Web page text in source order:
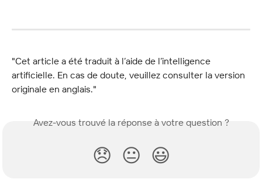
"Cet article a été traduit à l’aide de l’intelligence
artificielle. En cas de doute, veuillez consulter la version
originale en anglais."
Avez-vous trouvé la réponse à votre question ?
😞 😐 😃